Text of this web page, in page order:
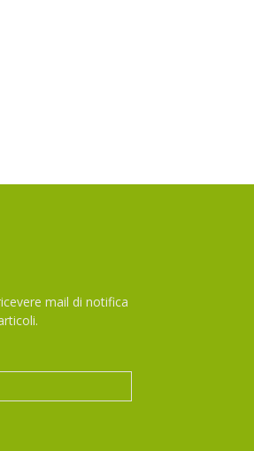
mail di notifica